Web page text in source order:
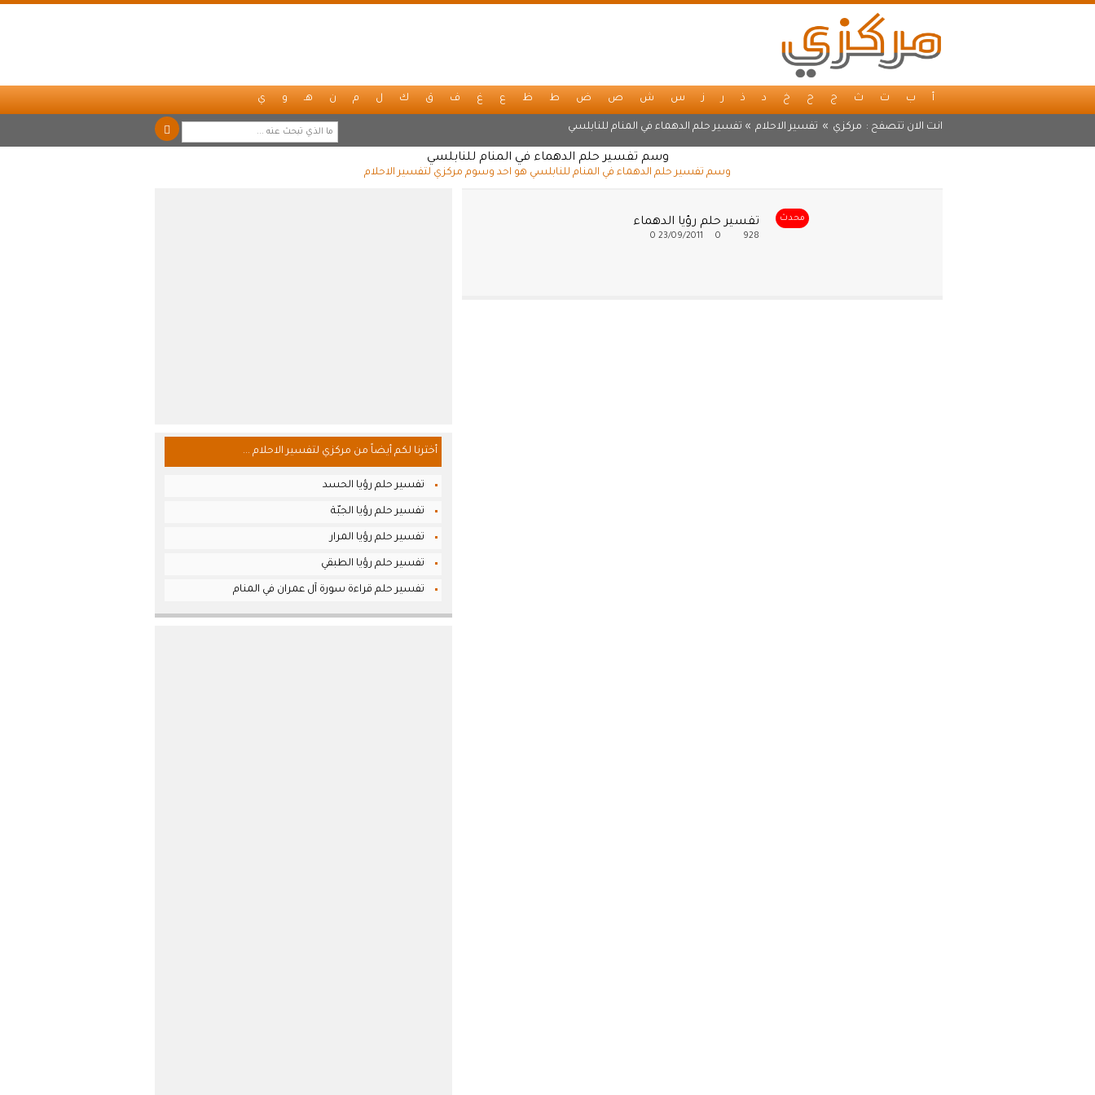
أ ب ت ث ج ح خ د ذ ر ز س ش ص ض ط ظ ع غ ف ق ك ل م ن هـ و ي
انت الان تتصفح : مركزي » تفسير الاحلام » تفسير حلم الدهماء في المنام للنابلسي
وسم تفسير حلم الدهماء في المنام للنابلسي
وسم تفسير حلم الدهماء في المنام للنابلسي هو احد وسوم مركزي لتفسير الاحلام
محدث تفسير حلم رؤيا الدهماء
928
23/09/2011
0
أخترنا لكم أيضاً من مركزي لتفسير الاحلام ...
تفسير حلم رؤيا الحسد
تفسير حلم رؤيا الجبّة
تفسير حلم رؤيا المرار
تفسير حلم رؤيا الطبقي
تفسير حلم قراءة سورة آل عمران في المنام